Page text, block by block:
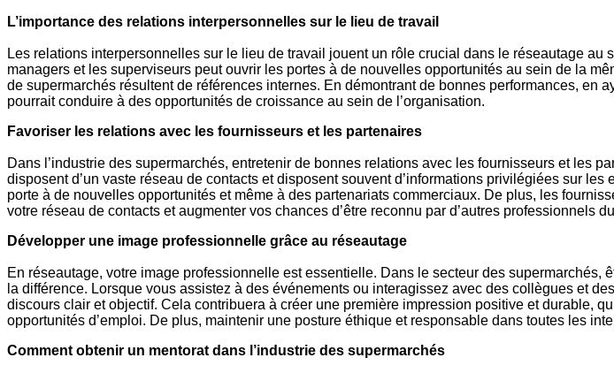
L’importance des relations interpersonnelles sur le lieu de travail
Les relations interpersonnelles sur le lieu de travail jouent un rôle crucial dans le réseautage
managers et les superviseurs peut ouvrir les portes à de nouvelles opportunités au sein de la
de supermarchés résultent de références internes. En démontrant de bonnes performances, en
pourrait conduire à des opportunités de croissance au sein de l’organisation.
Favoriser les relations avec les fournisseurs et les partenaires
Dans l’industrie des supermarchés, entretenir de bonnes relations avec les fournisseurs et les
disposent d’un vaste réseau de contacts et disposent souvent d’informations privilégiées sur
porte à de nouvelles opportunités et même à des partenariats commerciaux. De plus, les
votre réseau de contacts et augmenter vos chances d’être reconnu par d’autres professionnels
Développer une image professionnelle grâce au réseautage
En réseautage, votre image professionnelle est essentielle. Dans le secteur des
la différence. Lorsque vous assistez à des événements ou interagissez avec des collègues et
discours clair et objectif. Cela contribuera à créer une première impression positive et durable,
opportunités d’emploi. De plus, maintenir une posture éthique et responsable dans toutes les
Comment obtenir un mentorat dans l’industrie des supermarchés